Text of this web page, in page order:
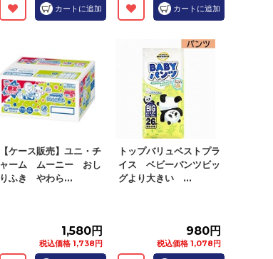
カートに追加 カートに追加
【ケース販売】ユニ・チ
ャーム ムーニー おし
りふき やわら...
1,580円
税込価格 1,738円
トップバリュベストプラ
イス ベビーパンツビッ
グより大きい ...
980円
税込価格 1,078円